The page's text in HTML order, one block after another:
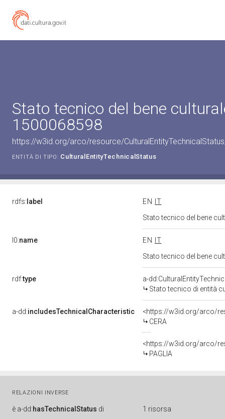
Stato tecnico del bene
1500068598
https://w3id.org/arco/resource/
ENTITÀ DI TIPO: CulturalEntityTechnicalStatus
rdfs: label EN
IT
Stato tecnico del bene
l0:name EN
IT
Stato tecnico del bene
rdf:type
a-
Stato tecnico di entità
a-dd:includesTechnicalCharacteristic
<https://w3id.org/arco/
CERA
<https://w3id.org/arco/
PAGLIA
RELAZIONI INVERSE
è a-dd:hasTechnicalStatus di 1 risorsa